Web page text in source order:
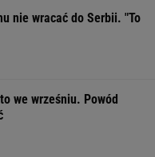
nie wracać do Serbii. "To
we wrześniu. Powód